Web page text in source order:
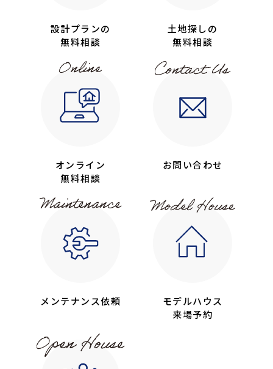
設計プランの
無料相談
土地探しの
無料相談
オンライン
無料相談
お問い合わせ
メンテナンス依頼
モデルハウス
来場予約